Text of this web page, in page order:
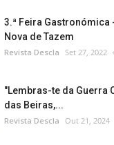
3.ª Feira Gastronómica
Nova de Tazem
Revista Descla Set 27, 2022
"Lembras-te da Guerra
das Beiras,...
Revista Descla Out 21, 2024